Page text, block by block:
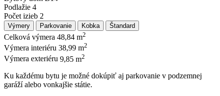
Podlažie 4
Počet izieb 2
Výmery Parkovanie Kobka Štandard
Celková výmera 48,84 m2
Výmera interiéru 38,99 m2
Výmera exteriéru 9,85 m2
Ku každému bytu je možné dokúpiť aj parkovanie v podzemnej
garáží alebo vonkajšie státie.